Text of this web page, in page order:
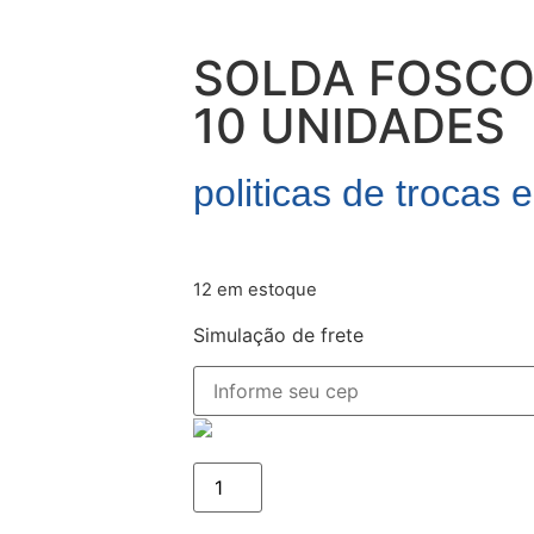
SOLDA
10 UNIDADES
politicas de trocas
12 em estoque
Simulação de frete